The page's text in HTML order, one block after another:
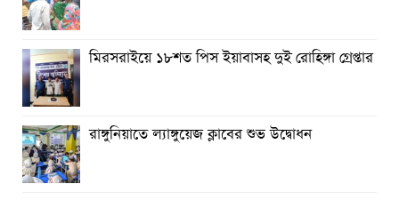
মিরসরাইয়ে ১৮শত পিস ইয়াবাসহ দুই রোহিঙ্গা গ্রেপ্তার
রাঙ্গুনিয়াতে ল্যাঙ্গুয়েজ ক্লাবের শুভ উদ্বোধন